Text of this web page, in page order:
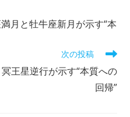
月と牡牛座新月が示す“本
次の投稿
王星逆行が示す“本質への
回帰”